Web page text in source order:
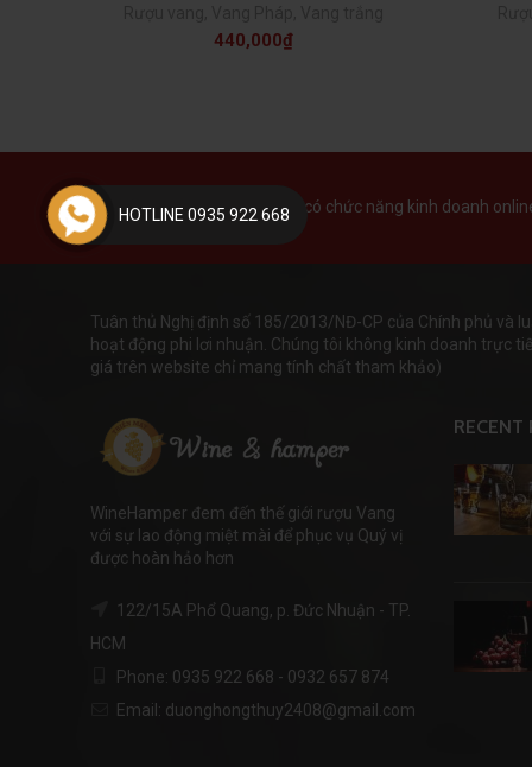
440,000₫
Tại Việt Nam, website chưa có chức năng kinh doanh
Tuân thủ Nghị định số 185/2013/NĐ-CP của Chính phủ và
hoạt động phi lơi nhuận. Chúng tôi không kinh doanh trực
giá trên website chỉ mang tính chất tham khảo)
WineHamper đem đến thế giới rượu Vang
với sự lao động miệt mài để phục vụ Quý vị
được hoàn hảo hơn
122/15A Phổ Quang, p. Đức Nhuận - TP.
HCM
Phone: 0935 922 668 - 0932 657 874
Email: duonghongthuy2408@gmail.com
RECENT
HOTLINE 0935 922 668